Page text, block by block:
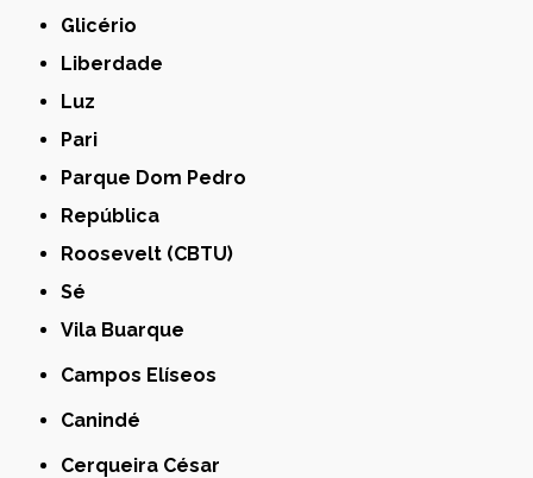
Glicério
Liberdade
Luz
Pari
Parque Dom Pedro
República
Roosevelt (CBTU)
Sé
Vila Buarque
Campos Elíseos
Canindé
Cerqueira César